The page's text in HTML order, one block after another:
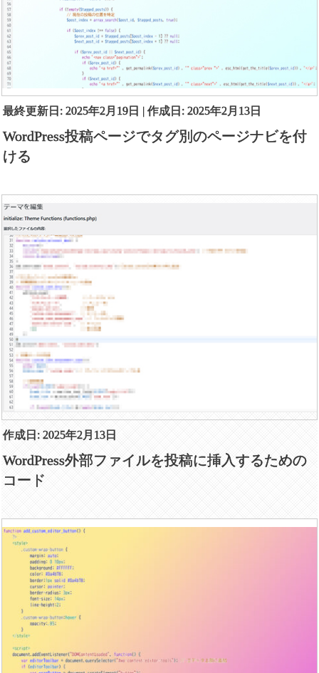
最終更新日: 2025年2月19日 | 作成日: 2025年2月13日
WordPress投稿ページでタグ別のページナビを付
ける
作成日: 2025年2月13日
WordPress外部ファイルを投稿に挿入するための
コード